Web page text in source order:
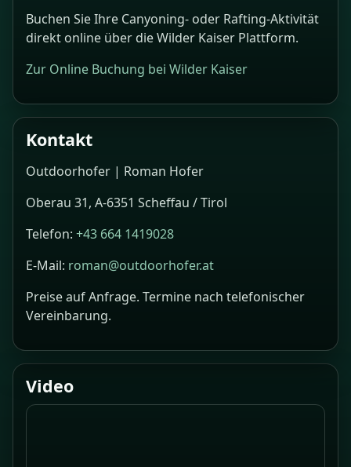
Buchen Sie Ihre Canyoning- oder Rafting-Aktivität
direkt online über die Wilder Kaiser Plattform.
Zur Online Buchung bei Wilder Kaiser
Kontakt
Outdoorhofer | Roman Hofer
Oberau 31, A-6351 Scheffau / Tirol
Telefon: +43 664 1419028
E-Mail: roman@outdoorhofer.at
Preise auf Anfrage. Termine nach telefonischer
Vereinbarung.
Video